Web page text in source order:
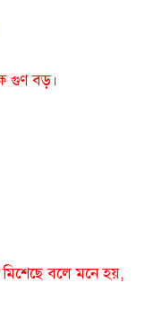
গুণ বড়।
বলে মনে হয়,